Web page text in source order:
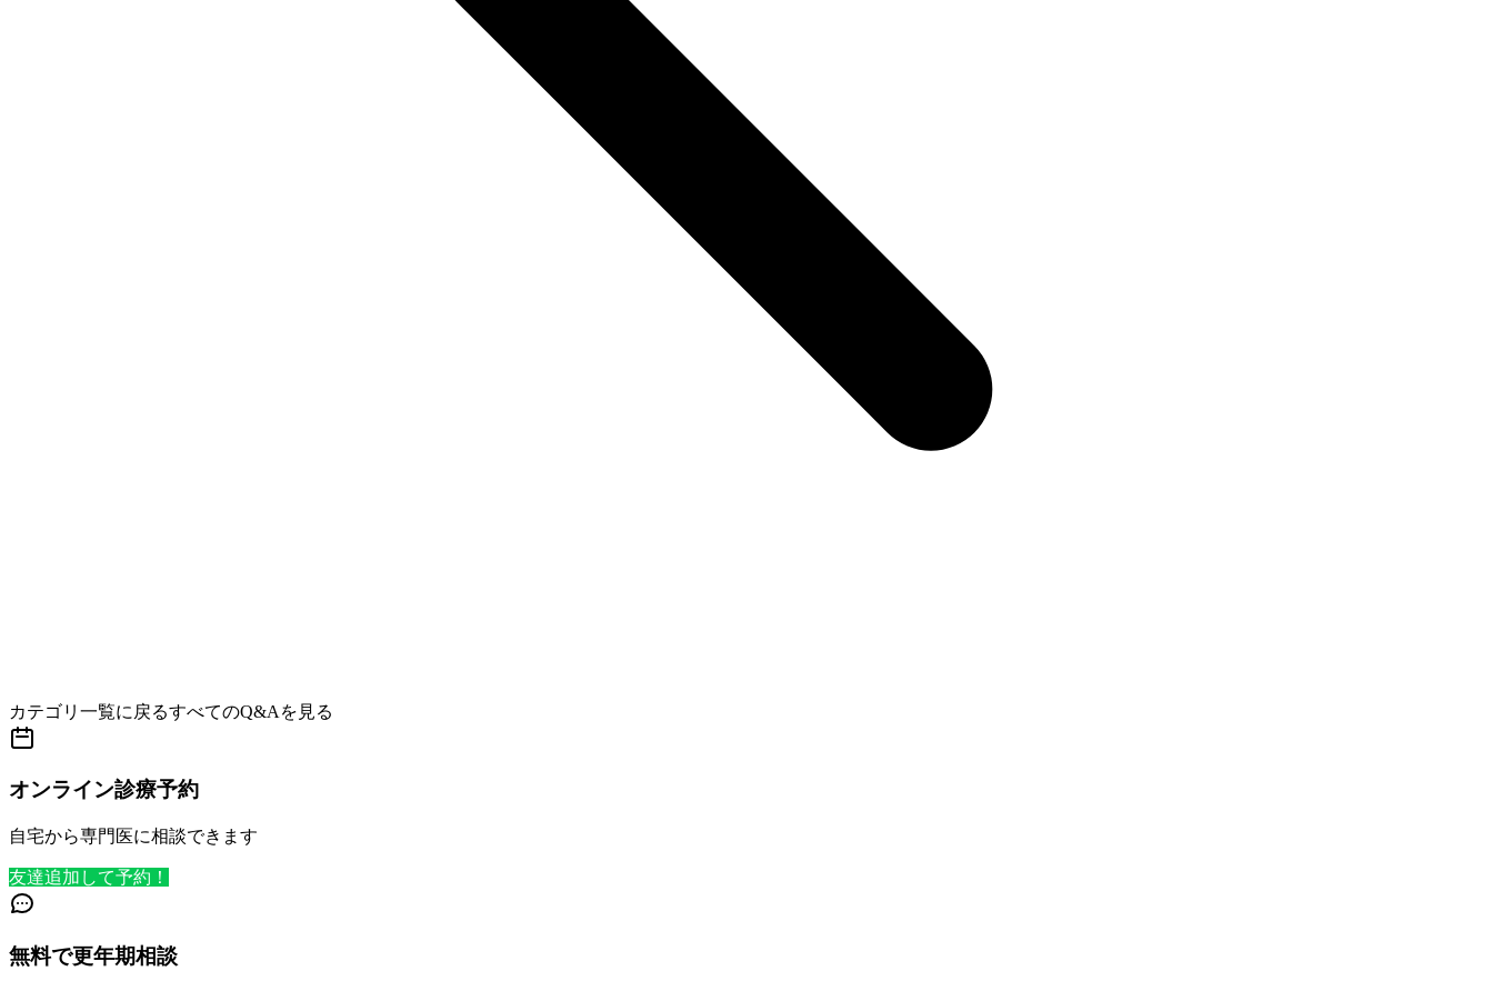
カテゴリ一覧に戻るすべてのQ&Aを見る
オンライン診療予約
自宅から専門医に相談できます
友達追加して予約！
無料で更年期相談